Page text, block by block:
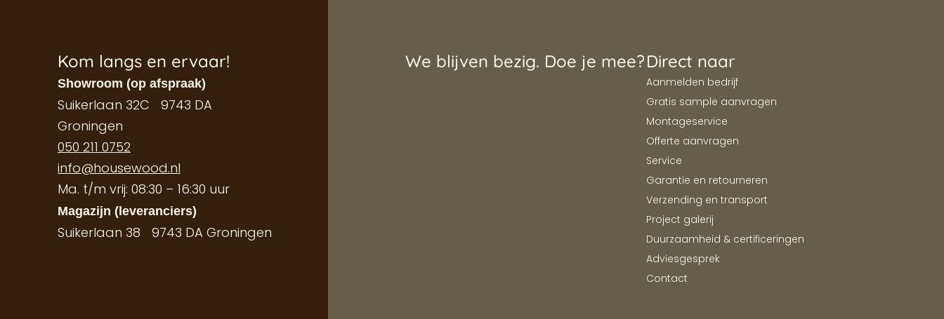
Kom langs en ervaar!
Showroom (op afspraak)
Suikerlaan 32C 9743 DA
Groningen
050 211 0752
info@housewood.nl
Ma. t/m vrij: 08:30 – 16:30 uur
Magazijn (leveranciers)
Suikerlaan 38 9743 DA Groningen
We blijven bezig. Doe je mee?Direct naar
Aanmelden bedrijf
Gratis sample aanvragen
Montageservice
Offerte aanvragen
Service
Garantie en retourneren
Verzending en transport
Project galerij
Duurzaamheid & certificeringen
Adviesgesprek
Contact